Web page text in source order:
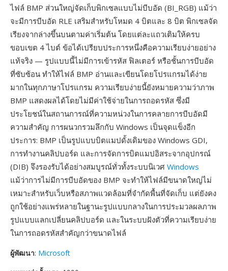
ไฟล์ BMP ส่วนใหญ่จัดเก็บพิกเซลแบบไม่บีบอัด (BI_RGB) แม้ว่า
จะมีการบีบอัด RLE เสริมสำหรับโหมด 4 บิตและ 8 บิต พิกเซลจัด
เรียงจากล่างขึ้นบนตามค่าเริ่มต้น โดยแต่ละแถวเติมให้ครบ
ขอบเขต 4 ไบต์ ข้อได้เปรียบประการหนึ่งคือความเรียบง่ายอย่าง
แท้จริง — รูปแบบนี้ไม่มีการเข้ารหัส ฟิลเตอร์ หรือชั้นการบีบอัด
ที่ซับซ้อน ทำให้ไฟล์ BMP อ่านและเขียนโดยโปรแกรมได้ง่าย
มากในทุกภาษาโปรแกรม ความเรียบง่ายนี้ยังหมายความว่าภาพ
BMP แสดงผลได้โดยไม่มีค่าใช้จ่ายในการถอดรหัส ซึ่งมี
ประโยชน์ในสถานการณ์ที่ความหน่วงในการคลายการบีบอัดมี
ความสำคัญ การผนวกรวมลึกกับ Windows เป็นจุดแข็งอีก
ประการ: BMP เป็นรูปแบบบิตแมปดั้งเดิมของ Windows GDI,
การทำงานคลิปบอร์ด และการจัดการบิตแมปอิสระจากอุปกรณ์
(DIB) จึงรองรับได้อย่างสมบูรณ์ทั่วทั้งระบบนิเวศ Windows
แม้ว่าการไม่มีการบีบอัดของ BMP จะทำให้ไฟล์มีขนาดใหญ่ไม่
เหมาะสำหรับเว็บหรือสภาพแวดล้อมที่จำกัดพื้นที่จัดเก็บ แต่ยังคง
ถูกใช้อย่างแพร่หลายในฐานะรูปแบบกลางในการประมวลผลภาพ
รูปแบบแลกเปลี่ยนคลิปบอร์ด และในระบบฝังตัวที่ความเรียบง่าย
ในการถอดรหัสสำคัญกว่าขนาดไฟล์
ผู้พัฒนา: Microsoft